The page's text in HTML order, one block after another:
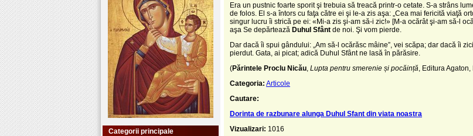
Era un pustnic foarte sporit şi trebuia să treacă printr-o cetate. S-a strâns
de folos. El s-a întors cu faţa către ei şi le-a zis aşa: „Cea mai fericită viaţă
singur lucru îi strică pe ei: «Mi-a zis şi-am să-i zic!» [M-a ocărât şi-am să-l
aşa Se depărtează Duhul Sfânt de noi. Şi vom pierde.
Dar dacă îi spui gândului: „Am să-l ocărăsc mâine”, vei scăpa; dar dacă îi
pierdut. Gata, ai picat; adică Duhul Sfânt ne lasă în părăsire.
(Părintele Proclu Nicău Lupta pentru smerenie și pocăință , Editura
Categoria: Articole
Cautare:
Dorinta de razbunare alunga Duhul Sfant din viata noastra
Vizualizari: 1016
Categorii principale